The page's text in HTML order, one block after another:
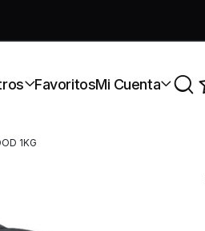
FavoritosMi Cuenta
1KG